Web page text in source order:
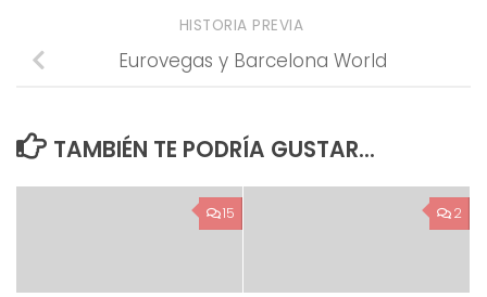
HISTORIA PREVIA
Eurovegas y Barcelona World
TAMBIÉN TE PODRÍA GUSTAR...
15 2